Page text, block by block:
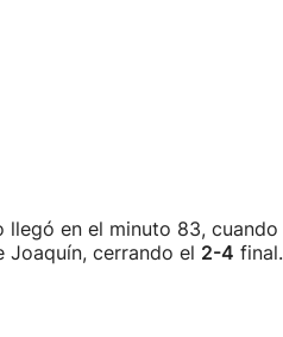
llegó en el minuto 83, cuando
Joaquín, cerrando el 2-4 final.